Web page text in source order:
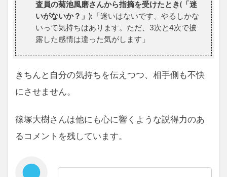
査員の菊池風磨さんから指摘を受けたとき(「迷
いがないか？」): 「迷いはないです、やるしかな
いって気持ちはあります。ただ、3次と4次で披
露した感情は違った気がします」
きちんと自分の気持ちを伝えつつ、相手側も不快
にさせません。
篠塚大樹さんは他にも心に響くような説得力のあ
るコメントを残しています。